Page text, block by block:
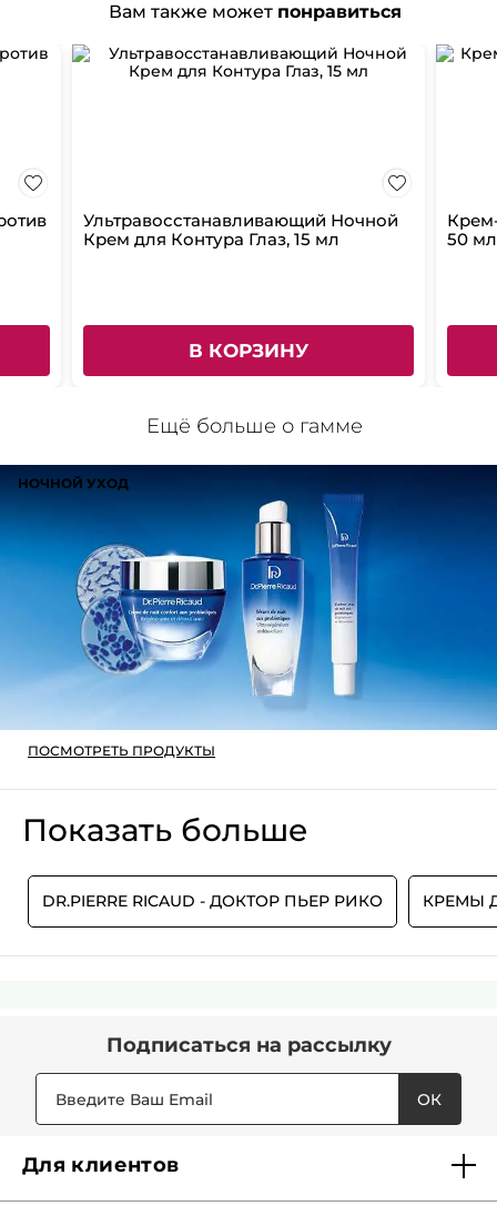
Вам также может понравиться
Ультравосстанавливающий Ночной
Крем для Контура Глаз, 15 мл
В КОРЗИНУ
50 мл
Ещё больше о гамме
НОЧНОЙ УХОД
ПОСМОТРЕТЬ ПРОДУКТЫ
Показать больше
DR.PIERRE RICAUD - ДОКТОР ПЬЕР РИКО КРЕМЫ
Подписаться на рассылку
ОК
Для клиентов